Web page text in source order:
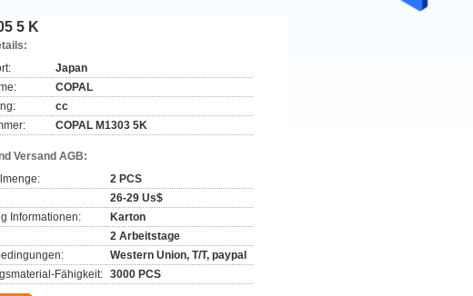
5 K
Japan
COPAL
cc
COPAL M1303 5K
Versand AGB:
2 PCS
26-29 Us$
Informationen:
Karton
2 Arbeitstage
Western Union, T/T, paypal
Fähigkeit: 3000 PCS